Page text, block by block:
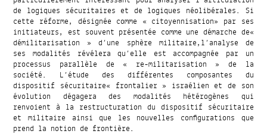
de logiques sécuritaires et de logiques néolibérales. Si
cette réforme, désignée comme « citoyennisation» par ses
initiateurs, est souvent présentée comme une démarche de«
démilitarisation » d’une sphère militaire,l’analyse de
ses modalités révélera qu’elle est accompagnée par un
processus parallèle de « re-militarisation » de la
société. L’étude des différentes composantes du
dispositif sécuritaire« frontalier » israélien et de son
évolution dégagera des modalités hétérogènes qui
renvoient à la restructuration du dispositif sécuritaire
et militaire ainsi que les nouvelles configurations que
prend la notion de frontière.